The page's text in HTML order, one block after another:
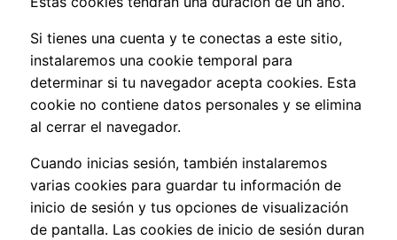
Si tienes una cuenta y te conectas a este sitio,
instalaremos una cookie temporal para
determinar si tu navegador acepta cookies. Esta
cookie no contiene datos personales y se elimina
al cerrar el navegador.
Cuando inicias sesión, también instalaremos
varias cookies para guardar tu información de
inicio de sesión y tus opciones de visualización
de pantalla. Las cookies de inicio de sesión duran